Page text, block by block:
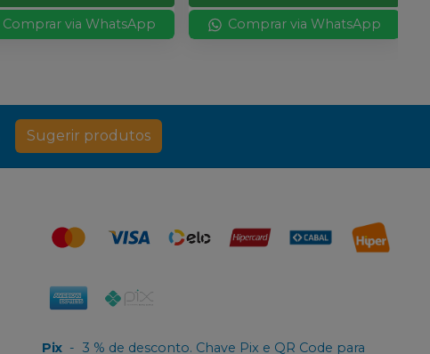
Comprar via WhatsApp Comprar via WhatsApp
Sugerir produtos
Pix - 3 % de desconto. Chave Pix e QR Code para